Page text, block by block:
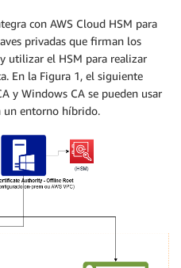
con AWS Cloud HSM para
privadas que firman los
utilizar el HSM para realizar
En la Figura 1, el siguiente
y Windows CA se pueden usar
un entorno híbrido.